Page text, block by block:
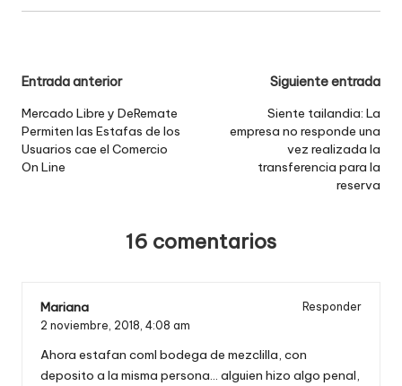
Navegación
de
entradas
Entrada anterior
Mercado Libre y DeRemate
Permiten las Estafas de los
Usuarios cae el Comercio
On Line
Siguiente entrada
Siente tailandia: La
empresa no responde una
vez realizada la
transferencia para la
reserva
16 comentarios
Mariana
Responder
2 noviembre, 2018, 4:08 am
Ahora estafan coml bodega de mezclilla, con
deposito a la misma persona… alguien hizo algo penal,